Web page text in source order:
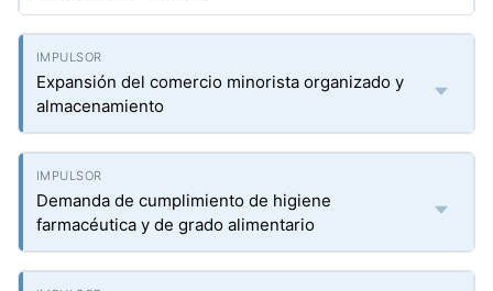
Expansión del comercio minorista organizado y
almacenamiento
Demanda de cumplimiento de higiene
farmacéutica y de grado alimentario